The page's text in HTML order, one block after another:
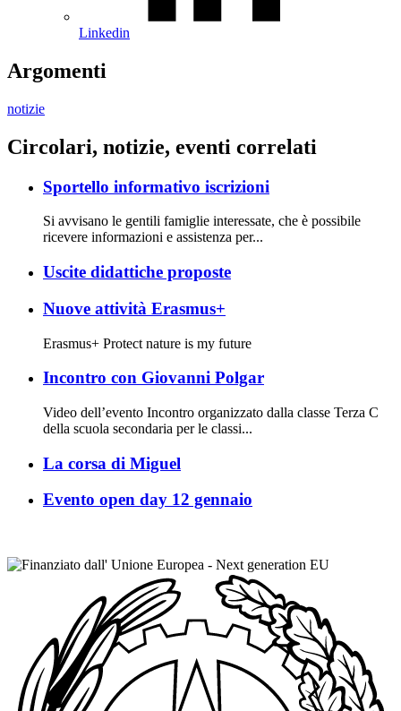
Linkedin
Argomenti
notizie
Circolari, notizie, eventi correlati
Sportello informativo iscrizioni
Si avvisano le gentili famiglie interessate, che è possibile
ricevere informazioni e assistenza per...
Uscite didattiche proposte
Nuove attività Erasmus+
Erasmus+ Protect nature is my future
Incontro con Giovanni Polgar
Video dell’evento Incontro organizzato dalla classe Terza C
della scuola secondaria per le classi...
La corsa di Miguel
Evento open day 12 gennaio